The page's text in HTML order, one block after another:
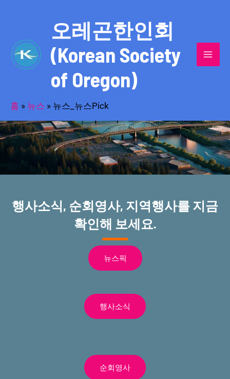
오레곤한인회
(Korean Society
of Oregon)
홈 » 뉴스 » 뉴스_뉴스Pick
반세기의 세월을 품고 동포사회를 섬겨온
오레곤한인회!
행사소식, 순회영사, 지역행사를 지금
확인해 보세요.
뉴스픽
행사소식
순회영사